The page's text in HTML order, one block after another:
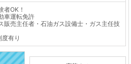
者OK！
車運転免許
販売主任者・石油ガス設備士・ガス主任技
有り